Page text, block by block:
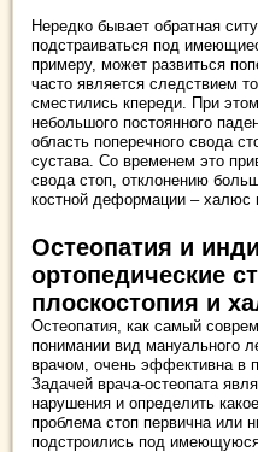
Нередко бывает обратная
подстраиваться под
примеру, может развиться
часто является следствием
сместились кпереди. При
небольшого постоянного
область поперечного свода
сустава. Со временем это
свода стоп, отклонению
костной деформации – халюс
Остеопатия и
ортопедические
плоскостопия и
Остеопатия, как самый
понимании вид мануального
врачом, очень эффективна в
Задачей врача-остеопата
нарушения и определить
проблема стоп первична или
подстроились под